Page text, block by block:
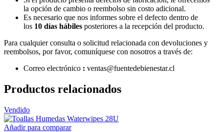
la opción de cambio o reembolso sin costo adicional.
Es necesario que nos informes sobre el defecto dentro de
los 10 días hábiles posteriores a la recepción del producto.
Para cualquier consulta o solicitud relacionada con devoluciones y
reembolsos, por favor, comuníquese con nosotros a través de:
Correo electrónico : ventas@fuentedebienestar.cl
Productos relacionados
Vendido
Añadir para comparar